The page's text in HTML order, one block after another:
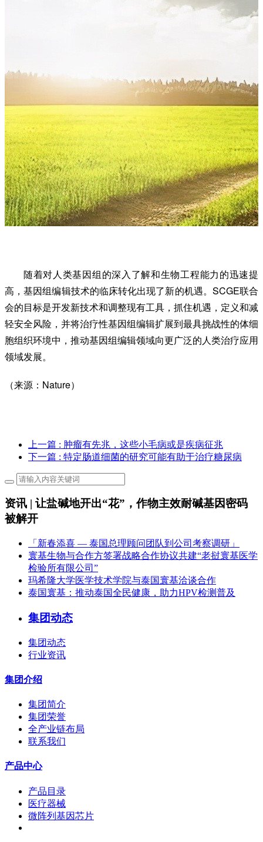
随着对人类基因组的深入了解和生物工程能力的迅速提
高，基因组编辑技术的临床转化出现了新的机遇。SCGE联合
会的目标是开发新技术和调整现有工具，抓住机遇，定义和减
轻安全风险，并将治疗性基因组编辑扩展到最具挑战性的体细
胞组织环境中，推动基因组编辑领域向更广泛的人类治疗应用
领域发展。
（来源：Nature）
上一篇 : 肿瘤有先兆，这些小毛病或是疾病征兆
下一篇 : 特定肠道细菌的研究可能有助于治疗糖尿病
资讯 | 让盐碱地开出“花”，作物主效耐碱基因密码
被解开
「新春添喜 — 泰国总理顾问团队到公司考察调研」
寰基生物与合作方签署战略合作协议共建“老挝寰基医学
检验所有限公司”
玛希隆大学医学技术学院与泰国寰基洽谈合作
泰国寰基：推动泰国全民健康，助力HPV检测普及
集团动态
集团动态
行业资讯
集团介绍
集团简介
集团荣誉
全产业链布局
联系我们
产品中心
产品目录
医疗器械
微阵列基因芯片